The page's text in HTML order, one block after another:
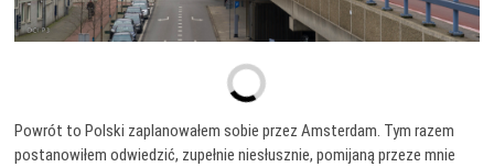
Powrót to Polski zaplanowałem sobie przez Amsterdam. Tym razem
postanowiłem odwiedzić, zupełnie niesłusznie, pomijaną przeze mnie